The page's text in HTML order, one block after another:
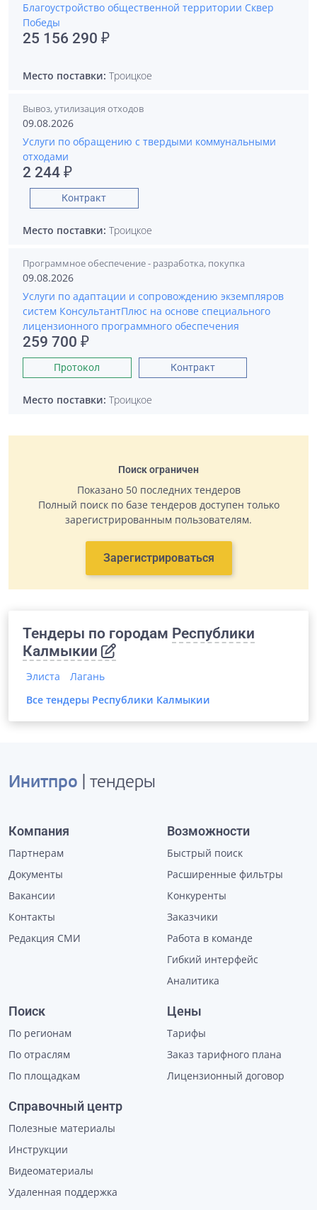
Благоустройство общественной территории Сквер
Победы
25 156 290 ₽
Место поставки: Троицкое
Вывоз, утилизация отходов
09.08.2026
Услуги по обращению с твердыми коммунальными
отходами
2 244 ₽
Контракт
Место поставки: Троицкое
Программное обеспечение - разработка, покупка
09.08.2026
Услуги по адаптации и сопровождению экземпляров
систем КонсультантПлюс на основе специального
лицензионного программного обеспечения
259 700 ₽
Протокол Контракт
Место поставки: Троицкое
Поиск ограничен
Показано 50 последних тендеров
Полный поиск по базе тендеров доступен только
зарегистрированным пользователям.
Зарегистрироваться
Тендеры по городам Республики
Калмыкии
Элиста
Лагань
Все тендеры Республики Калмыкии
Инитпро | тендеры
Компания
Партнерам
Документы
Вакансии
Контакты
Редакция СМИ
Возможности
Быстрый поиск
Расширенные фильтры
Конкуренты
Заказчики
Работа в команде
Гибкий интерфейс
Аналитика
Поиск
По регионам
По отраслям
По площадкам
Цены
Тарифы
Заказ тарифного плана
Лицензионный договор
Справочный центр
Полезные материалы
Инструкции
Видеоматериалы
Удаленная поддержка